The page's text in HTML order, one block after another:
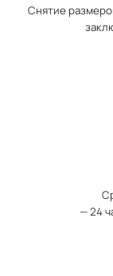
Снятие
— 24